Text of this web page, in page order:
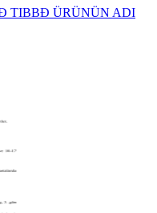
TIBBĐ ÜRÜNÜN ADI